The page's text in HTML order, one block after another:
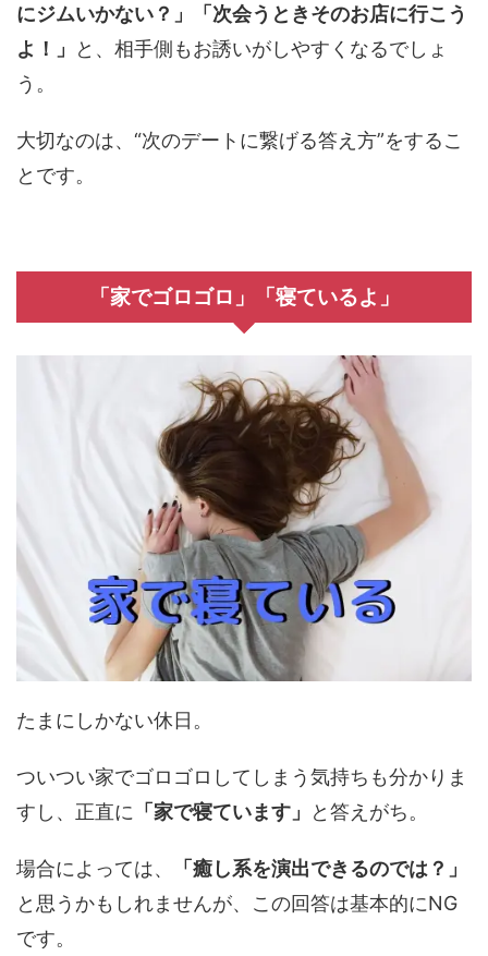
にジムいかない？」「次会うときそのお店に行こう
よ！」
と、相手側もお誘いがしやすくなるでしょ
う。
大切なのは、“次のデートに繋げる答え方”をするこ
とです。
「家でゴロゴロ」「寝ているよ」
たまにしかない休日。
ついつい家でゴロゴロしてしまう気持ちも分かりま
すし、正直に 「家で寝ています」 と答えがち。
場合によっては、
「癒し系を演出できるのでは？」
と思うかもしれませんが、この回答は基本的にNG
です。